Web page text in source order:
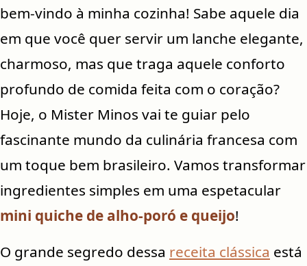
bem-vindo à minha cozinha! Sabe aquele dia
em que você quer servir um lanche elegante,
charmoso, mas que traga aquele conforto
profundo de comida feita com o coração?
Hoje, o Mister Minos vai te guiar pelo
fascinante mundo da culinária francesa com
um toque bem brasileiro. Vamos transformar
ingredientes simples em uma espetacular
mini quiche de alho-poró e queijo!
O grande segredo dessa receita clássica está